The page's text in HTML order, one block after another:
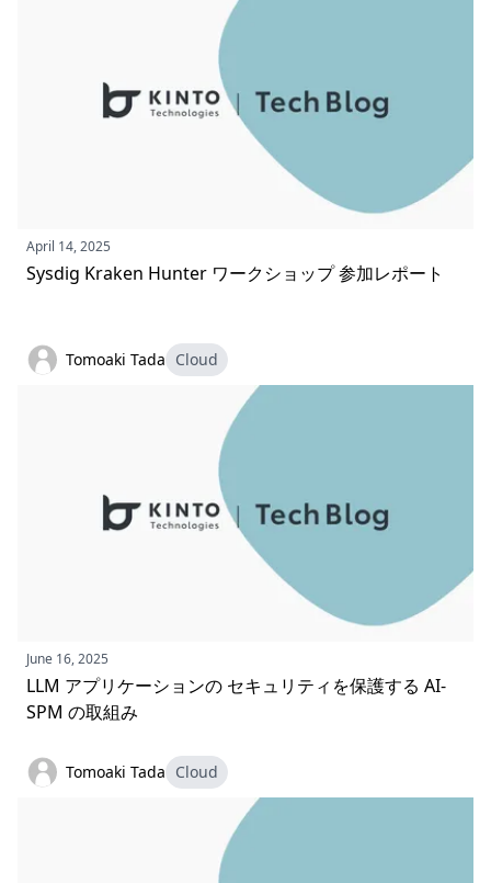
April 14, 2025
Sysdig Kraken Hunter ワークショップ 参加レポート
Tomoaki Tada Cloud
June 16, 2025
LLM アプリケーションの セキュリティを保護する AI-
SPM の取組み
Tomoaki Tada Cloud